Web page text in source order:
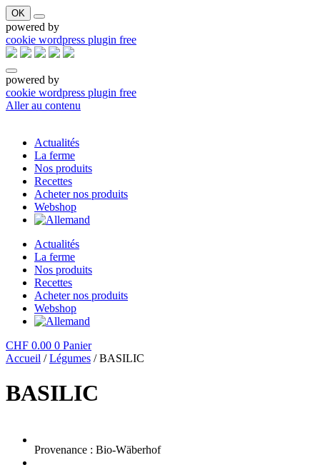
OK
powered by
cookie wordpress plugin free
powered by
cookie wordpress plugin free
Aller au contenu
Actualités
La ferme
Nos produits
Recettes
Acheter nos produits
Webshop
Actualités
La ferme
Nos produits
Recettes
Acheter nos produits
Webshop
CHF 0.00 0 Panier
Accueil /Légumes / BASILIC
BASILIC
Provenance : Bio-Wäberhof